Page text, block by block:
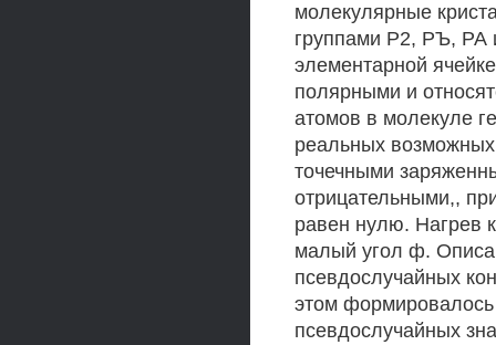
молекулярные
группами Р2, РЪ, РА
элементарной
полярными и
атомов в молекуле
реальных
точечными
отрицательными,,
равен нулю. Нагрев
малый угол ф.
псевдослучайных
этом
псевдослучайных